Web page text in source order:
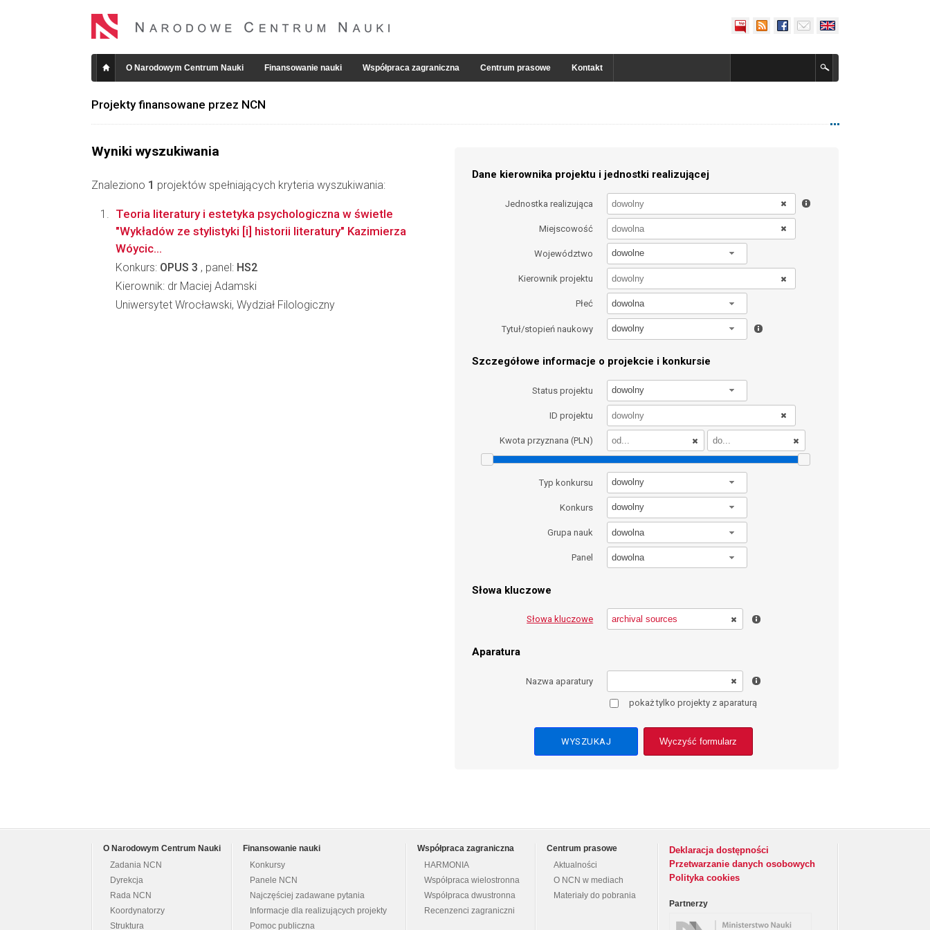
O Narodowym Centrum Nauki Finansowanie nauki Współpraca zagraniczna Centrum prasowe Kontakt
Projekty finansowane przez NCN
Wyniki wyszukiwania
Znaleziono 1 projektów spełniających kryteria wyszukiwania:
Dane kierownika projektu i jednostki realizującej
Jednostka realizująca
Miejscowość
Województwo dowolne
Kierownik projektu
Płeć dowolna
Tytuł/stopień naukowy dowolny
Szczegółowe informacje o projekcie i konkursie
Status projektu dowolny
ID projektu
Kwota przyznana (PLN)
Typ konkursu dowolny
Konkurs dowolny
Grupa nauk dowolna
Panel dowolna
Słowa kluczowe
Słowa kluczowe
Aparatura
Nazwa aparatury
pokaż tylko projekty z aparaturą
Wyczyść formularz
Teoria literatury i estetyka psychologiczna w świetle
"Wykładów ze stylistyki [i] historii literatury" Kazimierza
Wóycic...
Konkurs: OPUS 3 , panel: HS2
Kierownik: dr Maciej Adamski
Uniwersytet Wrocławski, Wydział Filologiczny
O Narodowym Centrum Nauki
Zadania NCN
Dyrekcja
Rada NCN
Koordynatorzy
Struktura
Finansowanie nauki
Konkursy
Panele NCN
Najczęściej zadawane pytania
Informacje dla realizujących projekty
Pomoc publiczna
Współpraca zagraniczna
HARMONIA
Współpraca wielostronna
Współpraca dwustronna
Recenzenci zagraniczni
Centrum prasowe
Aktualności
O NCN w mediach
Materiały do pobrania
Deklaracja dostępności
Przetwarzanie danych osobowych
Polityka cookies
Partnerzy